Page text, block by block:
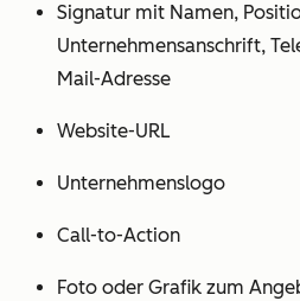
Signatur mit Namen,
Unternehmensanschrift,
Mail-Adresse
Website-URL
Unternehmenslogo
Call-to-Action
Foto oder Grafik zum